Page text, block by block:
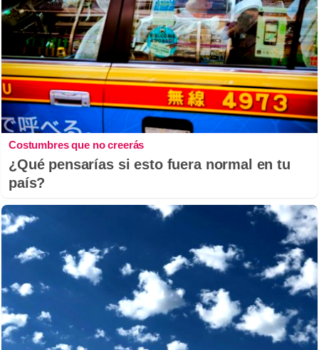
Costumbres que no creerás
¿Qué pensarías si esto fuera normal en tu
país?